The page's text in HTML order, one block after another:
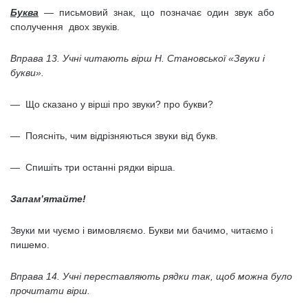
Буква — письмовий знак, що позначає один звук або
сполучення двох звуків.
Вправа 13. Учні читають вірш Н. Становської «Звуки і
букви».
— Що сказано у вірші про звуки? про букви?
— Поясніть, чим відрізняються звуки від букв.
— Спишіть три останні рядки вірша.
Запам’ятайте!
Звуки ми чуємо і вимовляємо. Букви ми бачимо, читаємо і
пишемо.
Вправа 14. Учні переставляють рядки так, щоб можна було
прочитати вірш.